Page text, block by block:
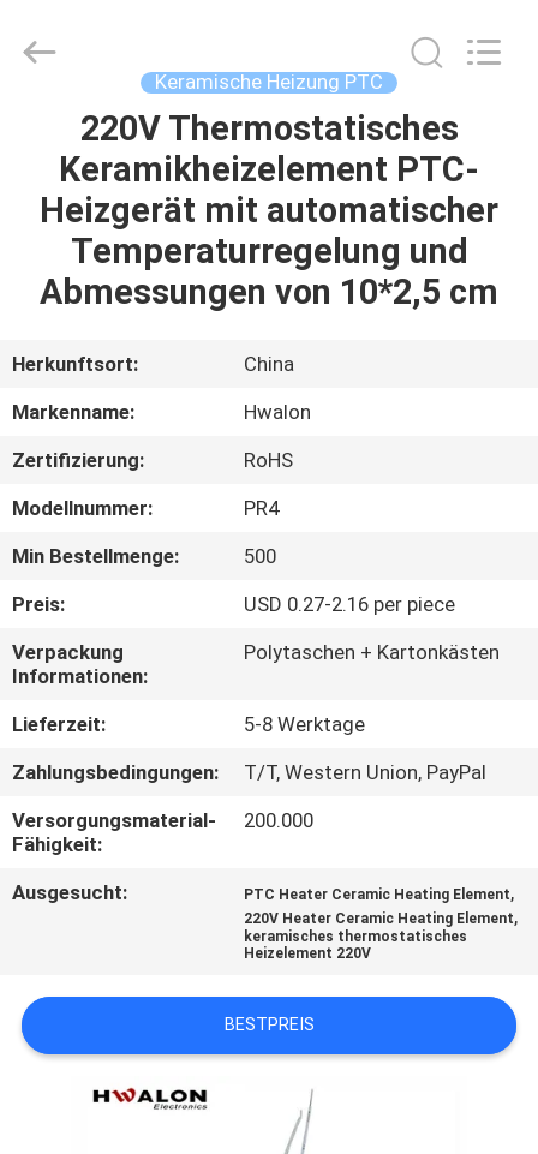
PRODUKTE
ÜBER
WERKSBESICHTIGUNG
QUALITÄTSKONTROLLE
KONTAKTIEREN
SIE
UNS
NEUIGKEITEN
ANGEBOT
ANFORDERN
SITEMAP
Keramische Heizung PTC
220V Thermostatisches
Keramikheizelement PTC-
Heizgerät mit automatischer
Temperaturregelung und
Abmessungen von 10*2,5 cm
Herkunftsort:
China
Markenname:
Hwalon
Zertifizierung:
RoHS
Modellnummer:
PR4
Min Bestellmenge:
500
Preis:
USD 0.27-2.16 per piece
Verpackung
Informationen:
Polytaschen + Kartonkästen
Lieferzeit:
5-8 Werktage
Zahlungsbedingungen:
T/T, Western Union, PayPal
Versorgungsmaterial-
Fähigkeit:
200.000
Ausgesucht: PTC Heater Ceramic Heating Element,
220V Heater Ceramic Heating Element,
keramisches thermostatisches
Heizelement 220V
BESTPREIS